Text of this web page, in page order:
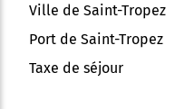
Ville de Saint-Tropez
Port de Saint-Tropez
Taxe de séjour